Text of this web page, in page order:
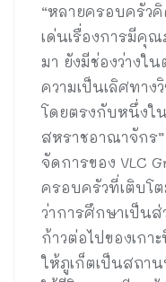
“หลายครอบครัว
เด่นเรื่องการมีคุ
มา ยังมีช่องว่างใ
ความเป็นเลิศทาง
โดยตรงกับหนึ่งใ
สหราชอาณาจักร
จัดการของ VLC
ครอบครัวที่เติบโต
ว่าการศึกษาเป็น
ก้าวต่อไปของเกา
ให้ภูเก็ตเป็นสถา